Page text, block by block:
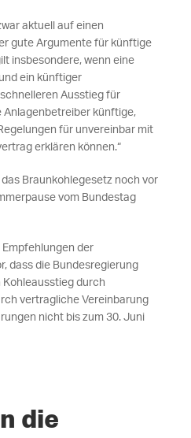
aktuell auf einen
gute Argumente für künftige
insbesondere, wenn eine
ein künftiger
Ausstieg für
künftige,
für unvereinbar mit
erklären können.“
Braunkohlegesetz noch vor
vom Bundestag
der
dass die Bundesregierung
durch
vertragliche Vereinbarung
nicht bis zum 30. Juni
die